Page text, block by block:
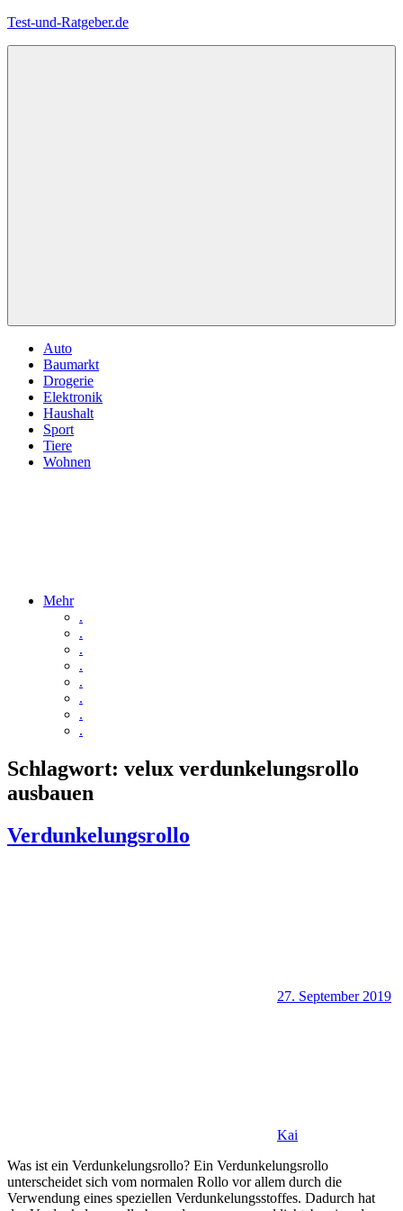
Zum
Test-und-Ratgeber.de
Auto
Baumarkt
Drogerie
Elektronik
Haushalt
Sport
Tiere
Wohnen
Mehr
.
.
.
.
.
.
.
.
Schlagwort: velux verdunkelungsrollo
ausbauen
Verdunkelungsrollo
27. September 2019
Kai
Was ist ein Verdunkelungsrollo? Ein Verdunkelungsrollo
unterscheidet sich vom normalen Rollo vor allem durch die
Verwendung eines speziellen Verdunkelungsstoffes. Dadurch hat